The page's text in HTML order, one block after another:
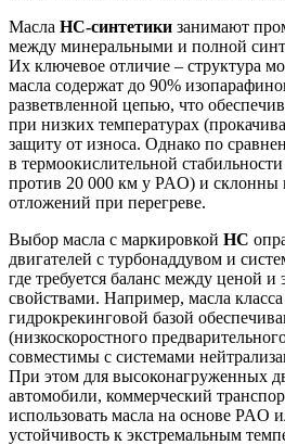
Масла HC-синтетики занимают
между минеральными и полной
Их ключевое отличие – структура
масла содержат до 90%
разветвленной цепью, что
при низких температурах
защиту от износа. Однако по
в термоокислительной
против 20 000 км у PAO) и склонны
отложений при перегреве.
Выбор масла с маркировкой HC
двигателей с турбонаддувом и
где требуется баланс между ценой
свойствами. Например, масла
гидрокрекинговой базой
(низкоскоростного
совместимы с системами
При этом для высоконагруженных
автомобили, коммерческий
использовать масла на основе PAO
устойчивость к экстремальным